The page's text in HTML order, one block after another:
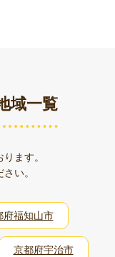
域一覧
ます。
い。
府福知山市
京都府宇治市